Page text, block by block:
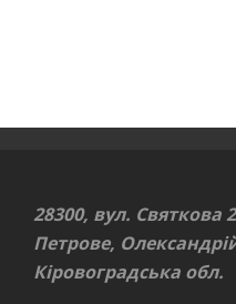
28300, вул. Святкова
Петрове,
Кіровоградська обл.